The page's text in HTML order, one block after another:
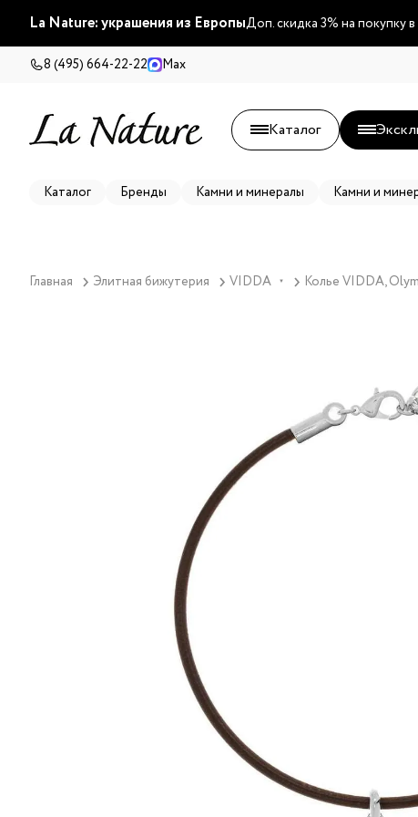
La Nature: украшения из ЕвропыДоп. скидка 3% на покупку
8 (495) 664-22-22 Max
Каталог
Каталог Бренды Камни и минералы Камни и
Главная Элитная бижутерия VIDDA ▼ Колье VIDDA,